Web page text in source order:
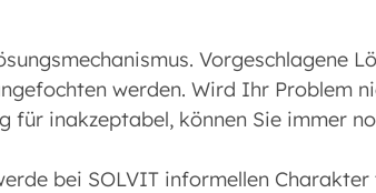
Vorgeschlagene
werden. Wird Ihr Problem
für inakzeptabel, können Sie immer
bei SOLVIT informellen